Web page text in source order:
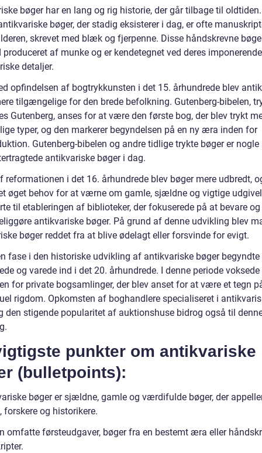
bøger har en lang og rig historie, der går tilbage til
bøger, der stadig eksisterer i dag, er ofte
skrevet med blæk og fjerpenne. Disse håndskrevne
produceret af munke og er kendetegnet ved deres imponerende
detaljer.
opfindelsen af bogtrykkunsten i det 15. århundrede blev
tilgængelige for den brede befolkning. Gutenberg-bibelen,
Gutenberg, anses for at være den første bog, der blev trykt
typer, og den markerer begyndelsen på en ny æra inden for
Gutenberg-bibelen og andre tidlige trykte bøger er nogle
antikvariske bøger i dag.
reformationen i det 16. århundrede blev bøger mere udbredt,
øget behov for at værne om gamle, sjældne og vigtige
til etableringen af biblioteker, der fokuserede på at bevare og
antikvariske bøger. På grund af denne udvikling blev
bøger reddet fra at blive ødelagt eller forsvinde for evigt.
fase i den historiske udvikling af antikvariske bøger begyndte
og varede ind i det 20. århundrede. I denne periode voksede
for private bogsamlinger, der blev anset for at være et tegn
rigdom. Opkomsten af boghandlere specialiseret i
den stigende popularitet af auktionshuse bidrog også til
punkter om antikvariske
(bulletpoints):
bøger er sjældne, gamle og værdifulde bøger, der
forskere og historikere.
omfatte førsteudgaver, bøger fra en bestemt æra eller